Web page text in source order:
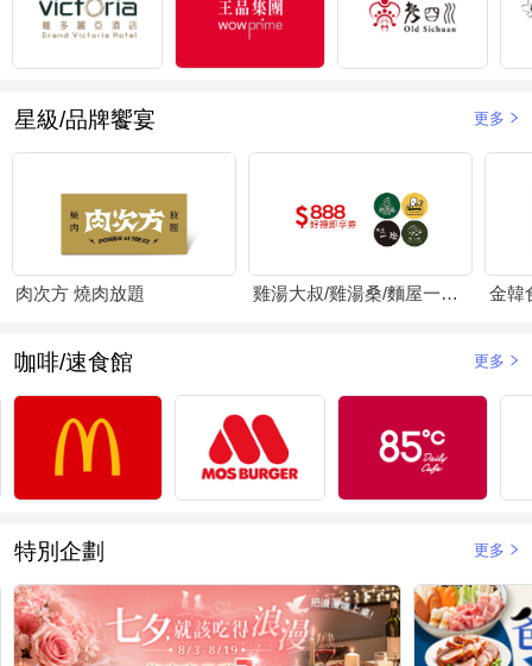
星級/品牌饗宴 更多
肉次方 燒肉放題 金韓
咖啡/速食館 更多
特別企劃 更多